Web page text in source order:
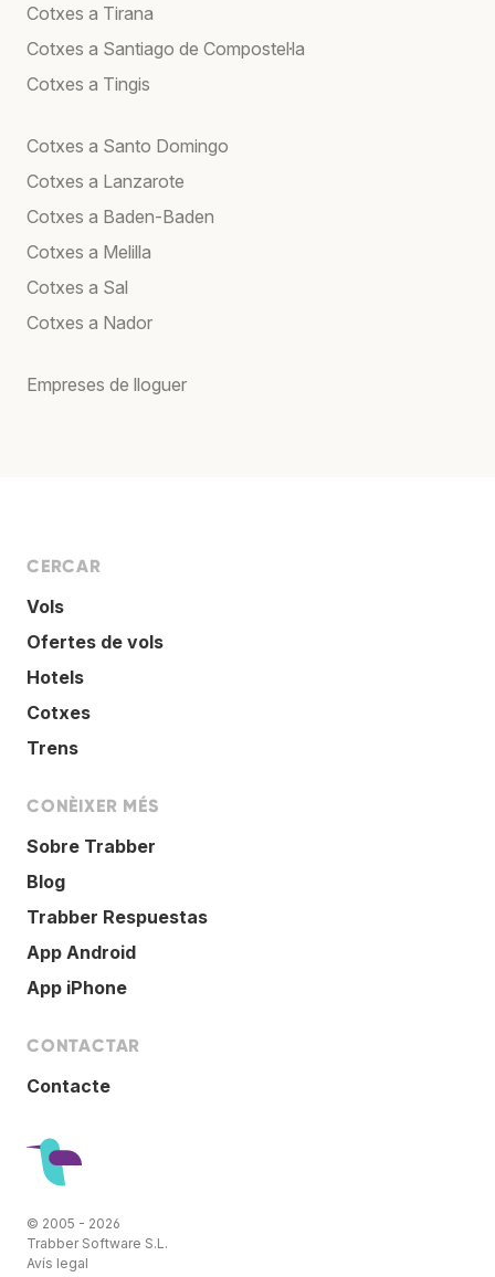
Cotxes a Tirana
Cotxes a Santiago de Compostel·la
Cotxes a Tingis
Cotxes a Santo Domingo
Cotxes a Lanzarote
Cotxes a Baden-Baden
Cotxes a Melilla
Cotxes a Sal
Cotxes a Nador
Empreses de lloguer
CERCAR
Vols
Ofertes de vols
Hotels
Cotxes
Trens
CONÈIXER MÉS
Sobre Trabber
Blog
Trabber Respuestas
App Android
App iPhone
CONTACTAR
Contacte
© 2005 - 2026
Trabber Software S.L.
Avís legal